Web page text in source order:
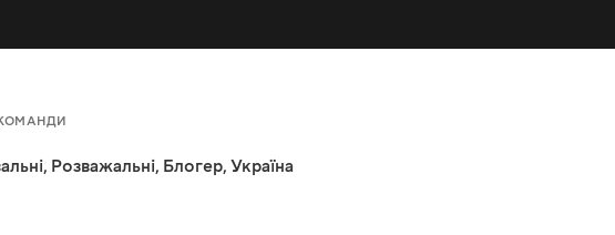
КЕРУВАННЯМ MiHome
, Розважальні, Блогер, Україна